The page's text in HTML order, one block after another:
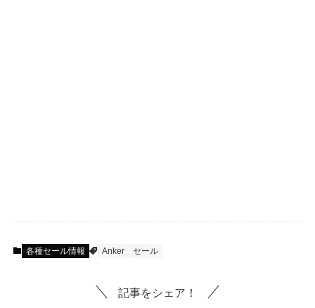
各種セール情報 Anker セール
記事をシェア！